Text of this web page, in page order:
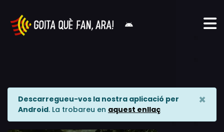
Descarregueu-vos la nostra aplicació per
Android. La trobareu en aquest enllaç
×